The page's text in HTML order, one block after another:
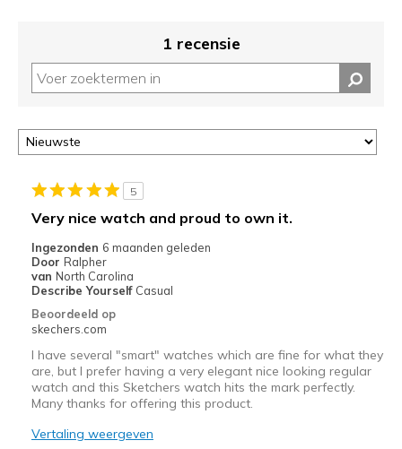
1 recensie
5
Very nice watch and proud to own it.
Ingezonden 6 maanden geleden
Door Ralpher
van North Carolina
Describe Yourself Casual
Beoordeeld op
skechers.com
I have several "smart" watches which are fine for what they
are, but I prefer having a very elegant nice looking regular
watch and this Sketchers watch hits the mark perfectly.
Many thanks for offering this product.
Vertaling weergeven